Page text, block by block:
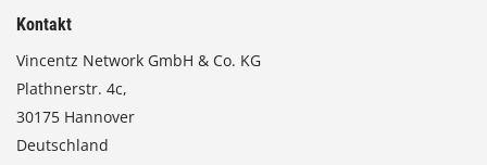
Kontakt
Vincentz Network GmbH & Co. KG
Plathnerstr. 4c,
30175 Hannover
Deutschland